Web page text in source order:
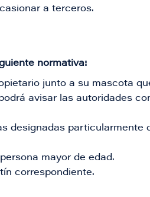
a terceros.
normativa:
junto a su mascota
avisar las autoridades
designadas particularmente
mayor de edad.
correspondiente.​